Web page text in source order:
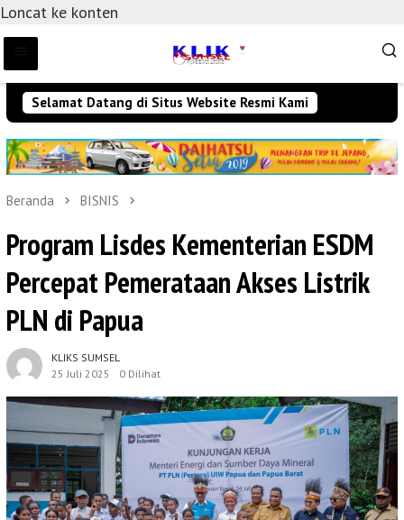
Loncat ke konten
Selamat Datang di Situs Website Resmi Kami
Beranda BISNIS
Program Lisdes Kementerian ESDM
Percepat Pemerataan Akses Listrik
PLN di Papua
KLIKS SUMSEL
25 Juli 2025
0 Dilihat